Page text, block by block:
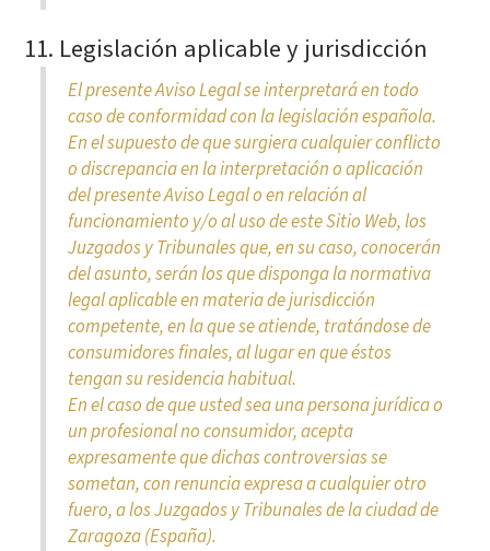
11. Legislación aplicable y jurisdicción
El presente Aviso Legal se interpretará en todo
caso de conformidad con la legislación española.
En el supuesto de que surgiera cualquier conflicto
o discrepancia en la interpretación o aplicación
del presente Aviso Legal o en relación al
funcionamiento y/o al uso de este Sitio Web, los
Juzgados y Tribunales que, en su caso, conocerán
del asunto, serán los que disponga la normativa
legal aplicable en materia de jurisdicción
competente, en la que se atiende, tratándose de
consumidores finales, al lugar en que éstos
tengan su residencia habitual.
En el caso de que usted sea una persona jurídica o
un profesional no consumidor, acepta
expresamente que dichas controversias se
sometan, con renuncia expresa a cualquier otro
fuero, a los Juzgados y Tribunales de la ciudad de
Zaragoza (España).